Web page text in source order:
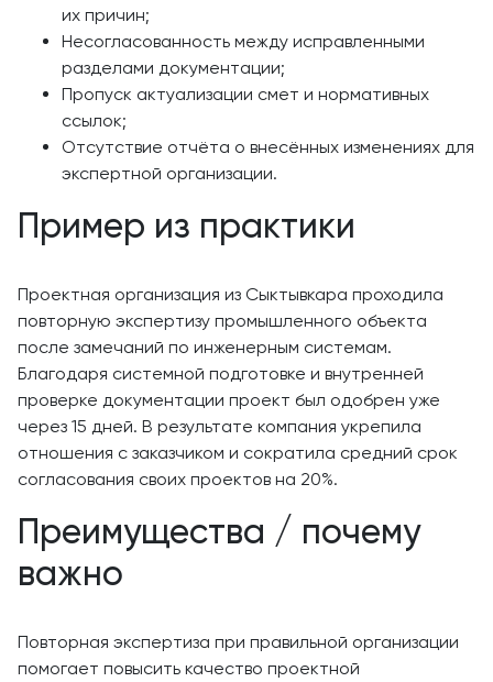
их причин;
Несогласованность между исправленными
разделами документации;
Пропуск актуализации смет и нормативных
ссылок;
Отсутствие отчёта о внесённых изменениях для
экспертной организации.
Пример из практики
Проектная организация из Сыктывкара проходила
повторную экспертизу промышленного объекта
после замечаний по инженерным системам.
Благодаря системной подготовке и внутренней
проверке документации проект был одобрен уже
через 15 дней. В результате компания укрепила
отношения с заказчиком и сократила средний срок
согласования своих проектов на 20%.
Преимущества / почему
важно
Повторная экспертиза при правильной организации
помогает повысить качество проектной